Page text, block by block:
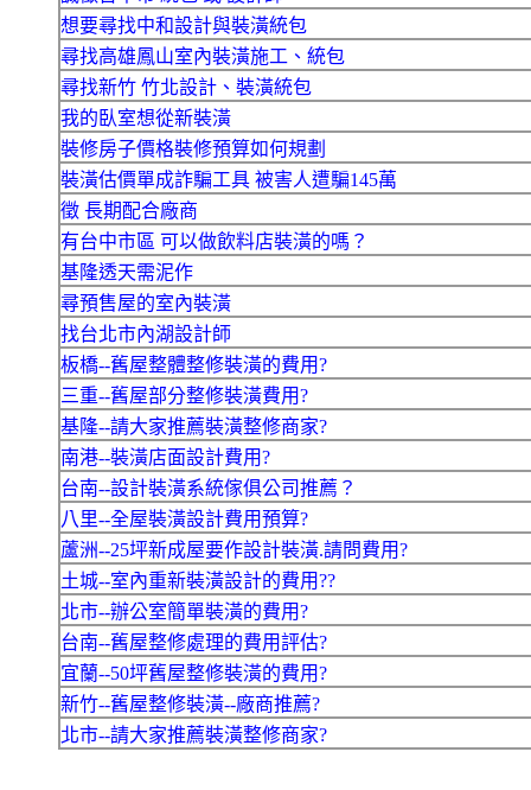
想要尋找中和設計與裝潢統包
尋找高雄鳳山室內裝潢施工、統包
尋找新竹 竹北設計、裝潢統包
我的臥室想從新裝潢
裝修房子價格裝修預算如何規劃
裝潢估價單成詐騙工具 被害人遭騙145萬
徵 長期配合廠商
有台中市區 可以做飲料店裝潢的嗎？
基隆透天需泥作
尋預售屋的室內裝潢
找台北市內湖設計師
板橋--舊屋整體整修裝潢的費用?
三重--舊屋部分整修裝潢費用?
基隆--請大家推薦裝潢整修商家?
南港--裝潢店面設計費用?
台南--設計裝潢系統傢俱公司推薦？
八里--全屋裝潢設計費用預算?
蘆洲--25坪新成屋要作設計裝潢.請問費用?
土城--室內重新裝潢設計的費用??
北市--辦公室簡單裝潢的費用?
台南--舊屋整修處理的費用評估?
宜蘭--50坪舊屋整修裝潢的費用?
新竹--舊屋整修裝潢--廠商推薦?
北市--請大家推薦裝潢整修商家?